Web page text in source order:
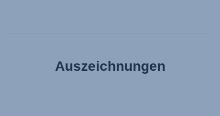
Auszeichnungen